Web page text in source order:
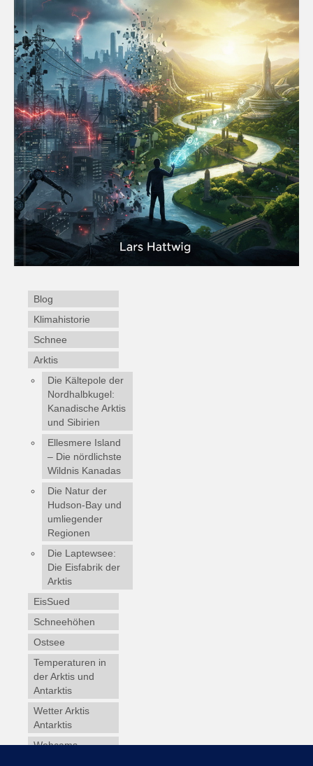
Blog
Klimahistorie
Schnee
Arktis
Die Kältepole der
Nordhalbkugel:
Kanadische Arktis
und Sibirien
Ellesmere Island
– Die nördlichste
Wildnis Kanadas
Die Natur der
Hudson-Bay und
umliegender
Regionen
Die Laptewsee:
Die Eisfabrik der
Arktis
EisSued
Schneehöhen
Ostsee
Temperaturen in
der Arktis und
Antarktis
Wetter Arktis
Antarktis
Webcams